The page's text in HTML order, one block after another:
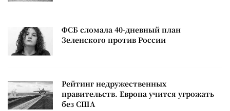
ФСБ сломала 40-дневный план
Зеленского против России
Рейтинг недружественных
правительств. Европа учится угрожать
без США